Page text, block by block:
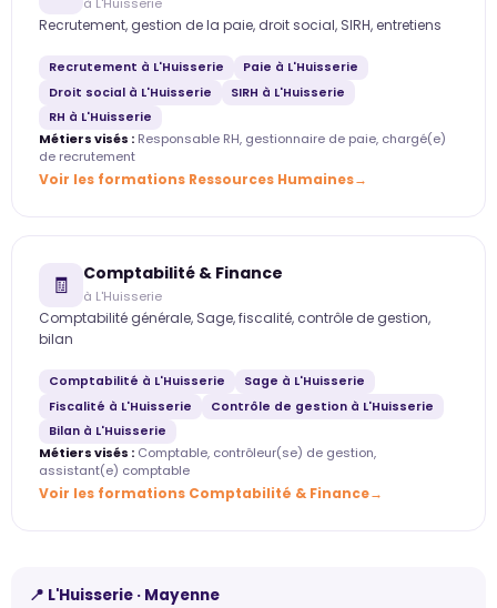
Recrutement, gestion de la paie, droit social, SIRH, entretiens
Recrutement à L'Huisserie
Paie à L'Huisserie
Droit social à L'Huisserie
SIRH à L'Huisserie
RH à L'Huisserie
Métiers visés : Responsable RH, gestionnaire de paie, chargé(e)
de recrutement
Voir les formations Ressources Humaines
🧾 Comptabilité & Finance
à L'Huisserie
Comptabilité générale, Sage, fiscalité, contrôle de gestion,
bilan
Comptabilité à L'Huisserie
Sage à L'Huisserie
Fiscalité à L'Huisserie
Contrôle de gestion à L'Huisserie
Bilan à L'Huisserie
Métiers visés : Comptable, contrôleur(se) de gestion,
assistant(e) comptable
Voir les formations Comptabilité & Finance
📍 L'Huisserie · Mayenne